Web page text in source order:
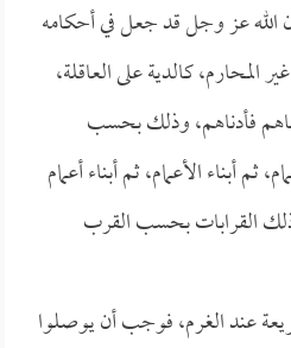
الله عز وجل قد جعل في أحكامه
كالدية على العاقلة،
فأدناهم، وذلك بحسب
أبناء الأعمام، ثم أبناء أعمام
ذلك القرابات بحسب القرب
عند الغرم، فوجب أن يوصلوا